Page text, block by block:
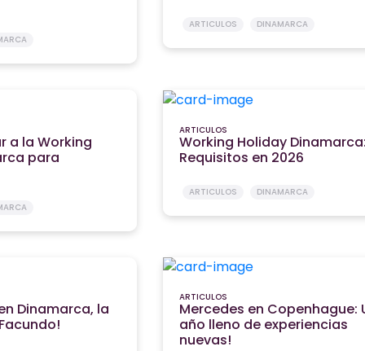
ARTICULOS DINAMARCA
a la Working
para
ARTICULOS
Working Holiday
Requisitos en 2026
ARTICULOS DINAMARCA
Dinamarca, la
ARTICULOS
Mercedes en Copenhague:
año lleno de experiencias
nuevas!